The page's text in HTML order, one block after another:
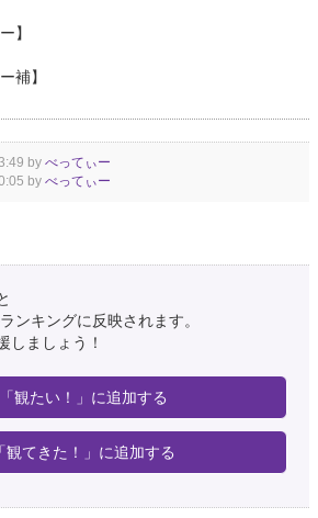
】
補】
by べってぃー
by べってぃー
ンキングに反映されます。
しましょう！
「観たい！」に追加する
「観てきた！」に追加する